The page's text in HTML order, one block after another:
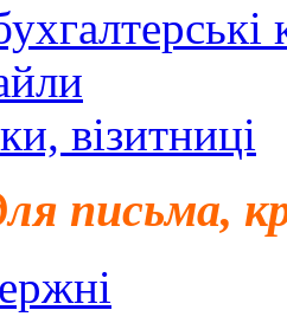
візитниці
письма,